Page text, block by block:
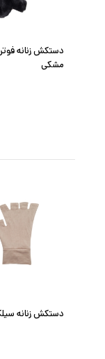
دستکش زنانه
مشکی
دستکش زنانه سیلکا کد